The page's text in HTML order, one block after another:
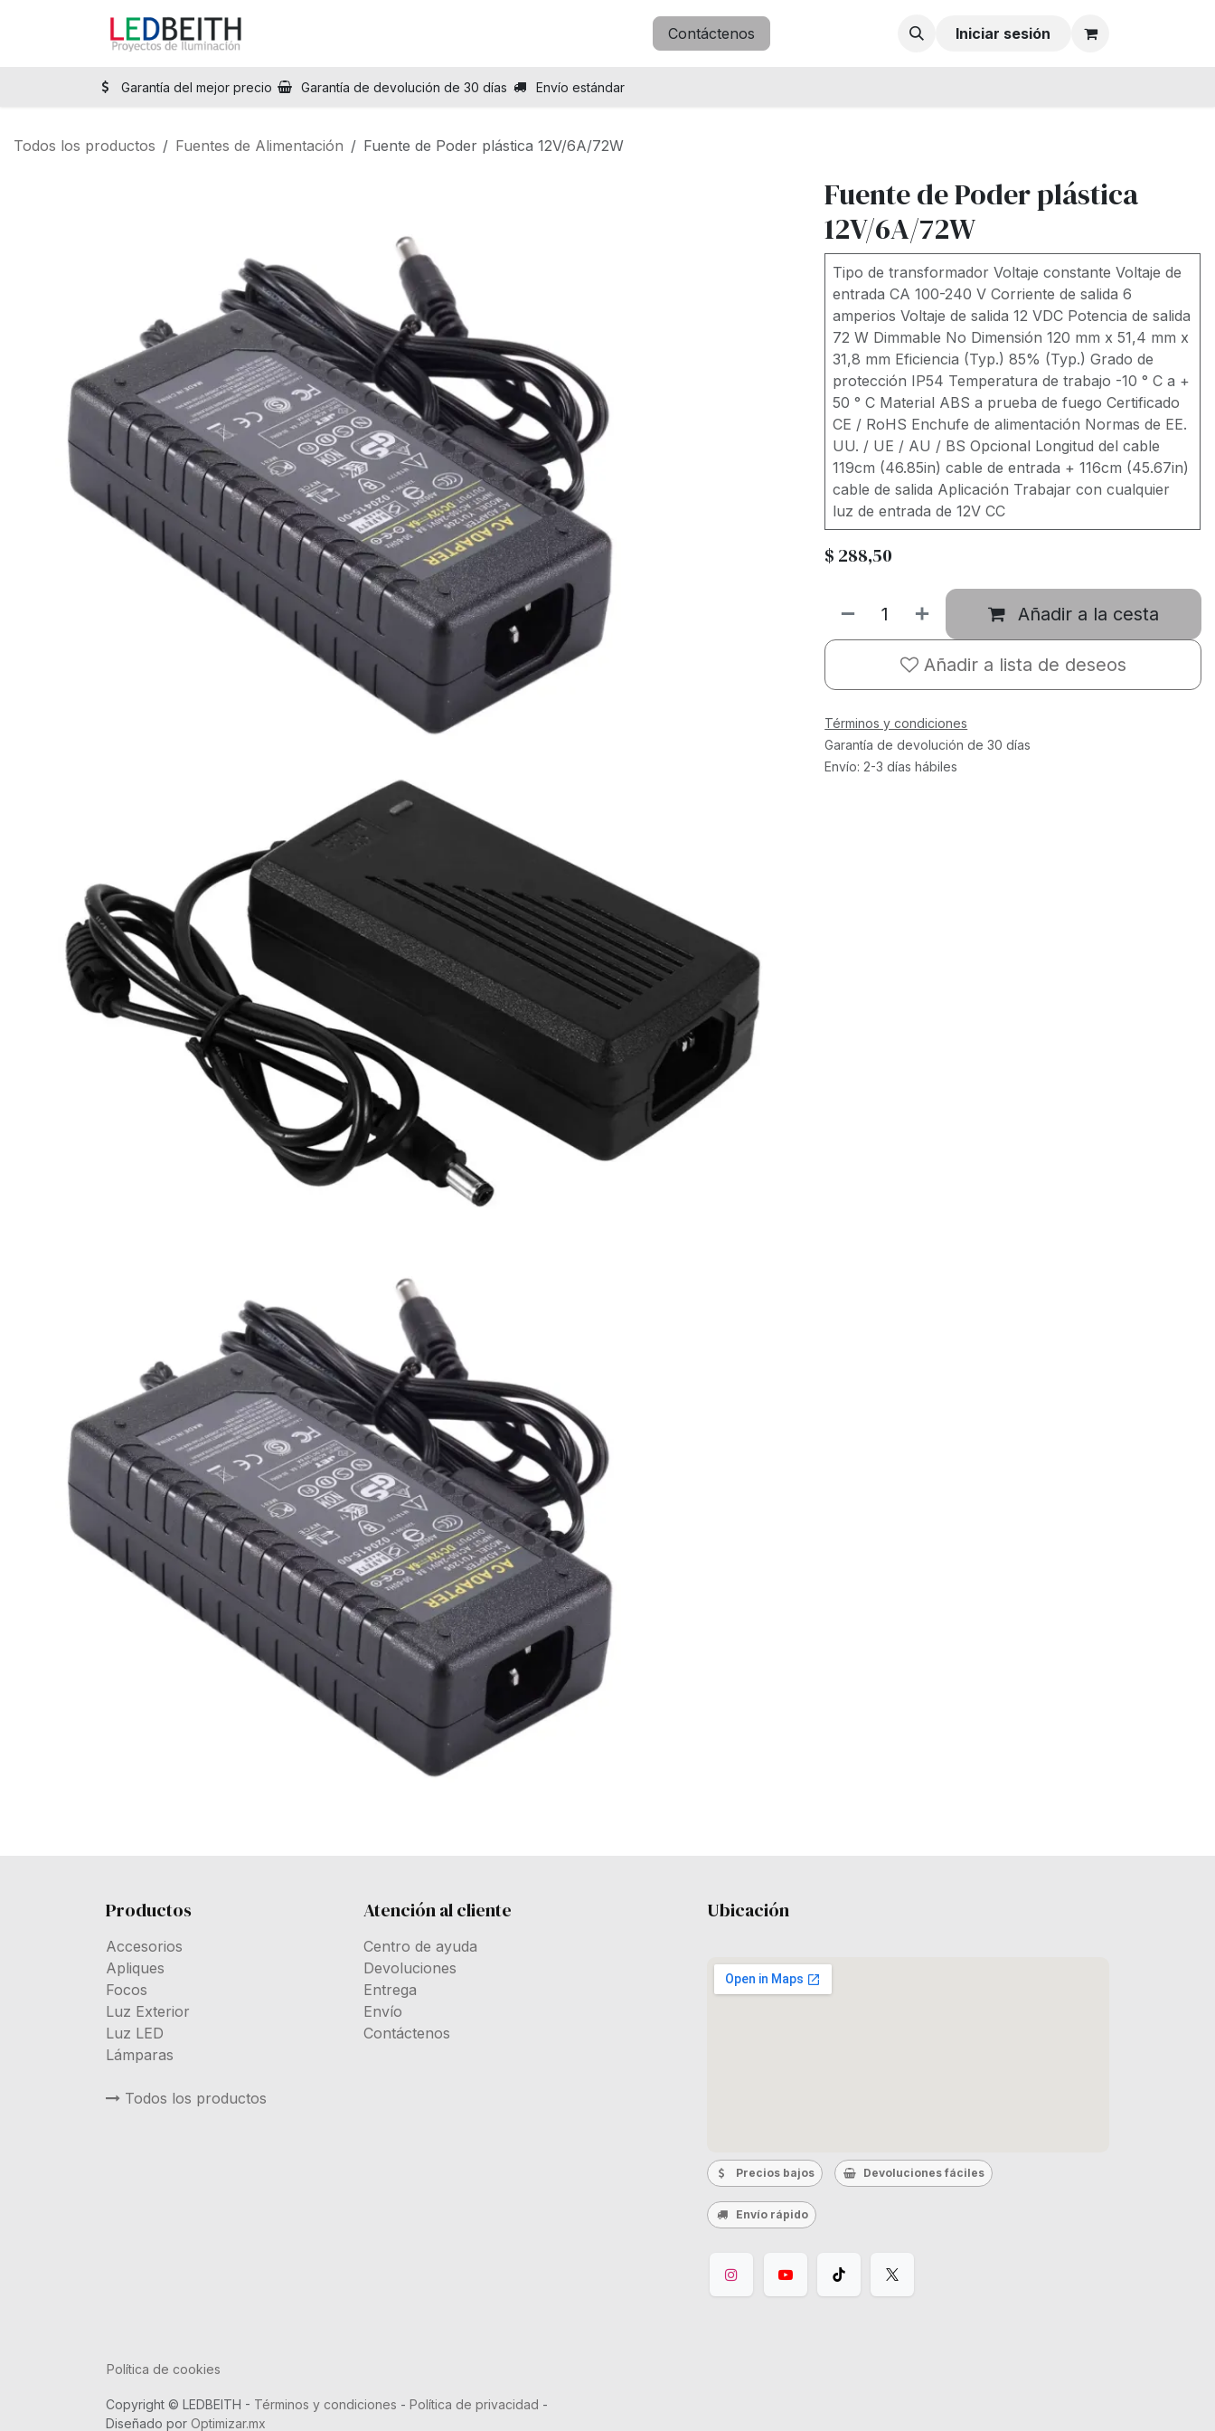
Contáctenos Iniciar sesión
Garantía del mejor precio Garantía de devolución de 30 días Envío estándar
Todos los productos Fuentes de Alimentación Fuente de Poder plástica 12V/6A/72W
Fuente de Poder plástica
12V/6A/72W
Tipo de transformador Voltaje constante Voltaje de
entrada CA 100-240 V Corriente de salida 6
amperios Voltaje de salida 12 VDC Potencia de salida
72 W Dimmable No Dimensión 120 mm x 51,4 mm x
31,8 mm Eficiencia (Typ.) 85% (Typ.) Grado de
protección IP54 Temperatura de trabajo -10 ° C a +
50 ° C Material ABS a prueba de fuego Certificado
CE / RoHS Enchufe de alimentación Normas de EE.
UU. / UE / AU / BS Opcional Longitud del cable
119cm (46.85in) cable de entrada + 116cm (45.67in)
cable de salida Aplicación Trabajar con cualquier
luz de entrada de 12V CC
$ 288,50
Añadir a la cesta
Añadir a lista de deseos
Términos y condiciones
Garantía de devolución de 30 días
Envío: 2-3 días hábiles
Productos
Accesorios
Apliques
Focos
Luz Exterior
Luz LED
Lámparas
Todos los productos
Atención al cliente
Centro de ayuda
Devoluciones
Entrega
Envío
Contáctenos
Ubicación
Precios bajos Devoluciones fáciles
Envío rápido
Política de cookies
Copyright © LEDBEITH - Términos y condiciones - Política de privacidad -
Diseñado por Optimizar.mx